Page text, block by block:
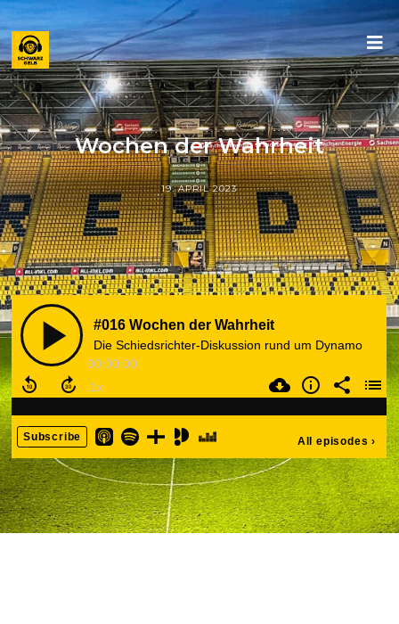
Wochen der Wahrheit
19. APRIL 2023